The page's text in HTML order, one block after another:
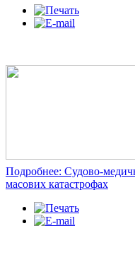
Подробнее: Судово-
масових катастрофах